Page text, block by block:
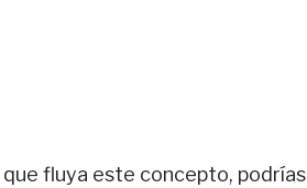
que fluya este concepto, podrías